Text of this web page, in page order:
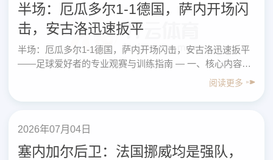
半场：厄瓜多尔1-1德国，萨内开场闪
击，安古洛迅速扳平
半场：厄瓜多尔1-1德国，萨内开场闪击，安古洛迅速扳平
——足球爱好者的专业观赛与训练指南 — 一、核心内容先
行：这场“半场1-1”带来的关键信息总结 以“半场：厄瓜
阅读更多
2026年07月04日
塞内加尔后卫：法国挪威均是强队，